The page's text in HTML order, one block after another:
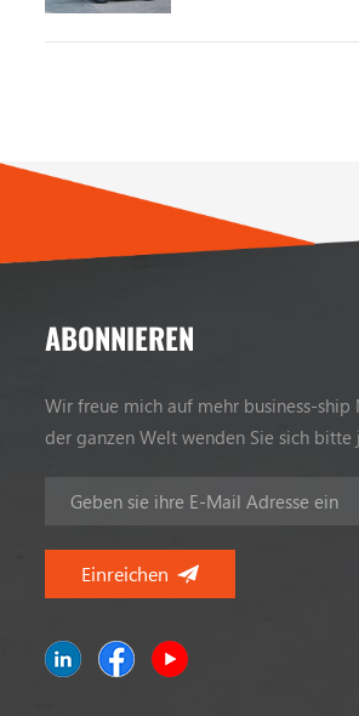
ABONNIEREN
Wir freue mich auf mehr business-ship
der ganzen Welt wenden Sie sich